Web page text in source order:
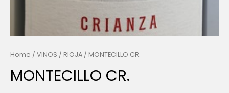
Home / VINOS / RIOJA / MONTECILLO CR.
MONTECILLO CR.